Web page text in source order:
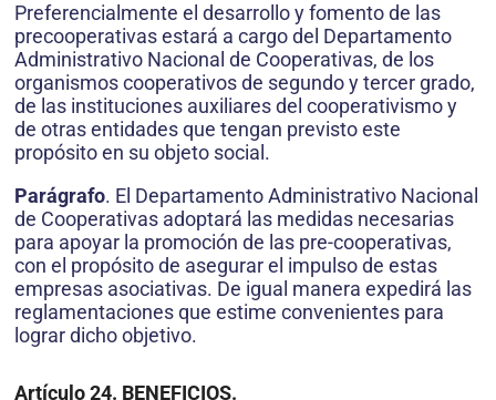
Preferencialmente el desarrollo y fomento de las
precooperativas estará a cargo del Departamento
Administrativo Nacional de Cooperativas, de los
organismos cooperativos de segundo y tercer grado,
de las instituciones auxiliares del cooperativismo y
de otras entidades que tengan previsto este
propósito en su objeto social.
Parágrafo. El Departamento Administrativo Nacional
de Cooperativas adoptará las medidas necesarias
para apoyar la promoción de las pre-cooperativas,
con el propósito de asegurar el impulso de estas
empresas asociativas. De igual manera expedirá las
reglamentaciones que estime convenientes para
lograr dicho objetivo.
Artículo 24. BENEFICIOS.